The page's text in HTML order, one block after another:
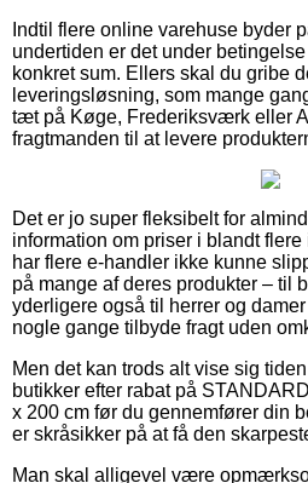
Indtil flere online varehuse byder
undertiden er det under
konkret sum. Ellers skal du gribe
leveringsløsning, som mange
tæt på Køge, Frederiksværk eller
fragtmanden til at levere
Det er jo super fleksibelt for
information om priser i blandt
har flere e-handler ikke kunne
på mange af deres produkter – til
yderligere også til herrer og
nogle gange tilbyde fragt uden
Men det kan trods alt vise sig
butikker efter rabat på
x 200 cm før du gennemfører din
er skråsikker på at få den
Man skal alligevel være